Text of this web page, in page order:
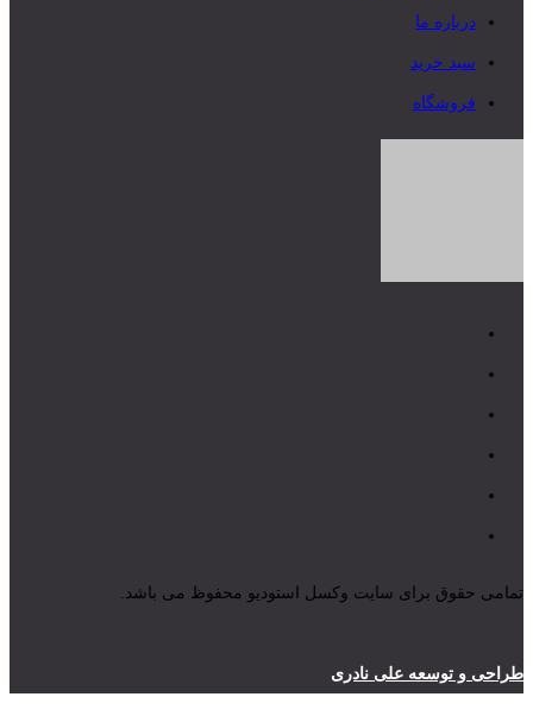
درباره ما
سبد خرید
فروشگاه
تمامی حقوق برای سایت وکسل استودیو محفوظ می باشد.
طراحی و توسعه علی نادری